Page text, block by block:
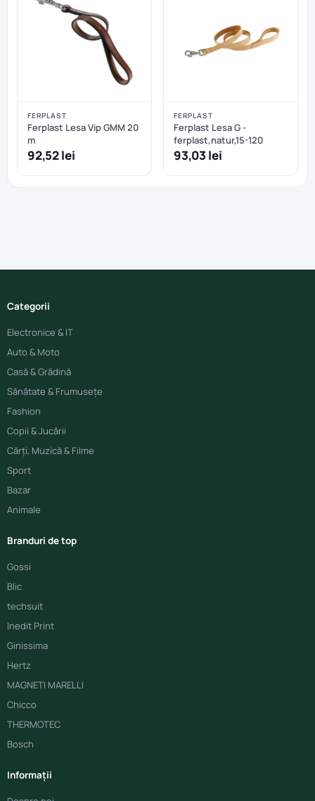
FERPLAST
Ferplast Lesa Vip GMM 20
m
92,52 lei
FERPLAST
Ferplast Lesa G -
ferplast,natur,15-120
93,03 lei
Categorii
Electronice & IT
Auto & Moto
Casă & Grădină
Sănătate & Frumusețe
Fashion
Copii & Jucării
Cărți, Muzică & Filme
Sport
Bazar
Animale
Branduri de top
Gossi
Blic
techsuit
Inedit Print
Ginissima
Hertz
MAGNETI MARELLI
Chicco
THERMOTEC
Bosch
Informații